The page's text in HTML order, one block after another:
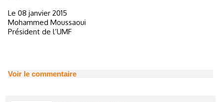
Le 08 janvier 2015
Mohammed Moussaoui
Président de l’UMF
Voir le commentaire